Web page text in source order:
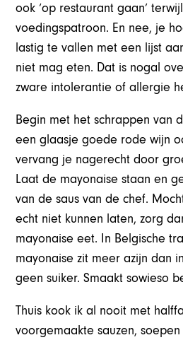
ook ‘op restaurant gaan’
voedingspatroon. En nee, je
lastig te vallen met een lijst
niet mag eten. Dat is nogal
zware intolerantie of allergie
Begin met het schrappen van
een glaasje goede rode wijn
vervang je nagerecht door
Laat de mayonaise staan en
van de saus van de chef.
echt niet kunnen laten, zorg
mayonaise eet. In Belgische
mayonaise zit meer azijn dan
geen suiker. Smaakt sowieso
Thuis kook ik al nooit met
voorgemaakte sauzen,